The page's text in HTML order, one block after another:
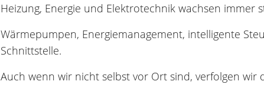
Heizung, Energie und Elektrotechnik wachsen immer
Wärmepumpen, Energiemanagement, intelligente
Schnittstelle.
Auch wenn wir nicht selbst vor Ort sind, verfolgen